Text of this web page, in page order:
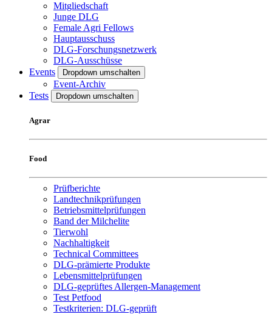
Mitgliedschaft
Junge DLG
Female Agri Fellows
Hauptausschuss
DLG-Forschungsnetzwerk
DLG-Ausschüsse
Events
Dropdown umschalten
Event-Archiv
Tests
Dropdown umschalten
Agrar
Food
Prüfberichte
Landtechnikprüfungen
Betriebsmittelprüfungen
Band der Milchelite
Tierwohl
Nachhaltigkeit
Technical Committees
DLG-prämierte Produkte
Lebensmittelprüfungen
DLG-geprüftes Allergen-Management
Test Petfood
Testkriterien: DLG-geprüft